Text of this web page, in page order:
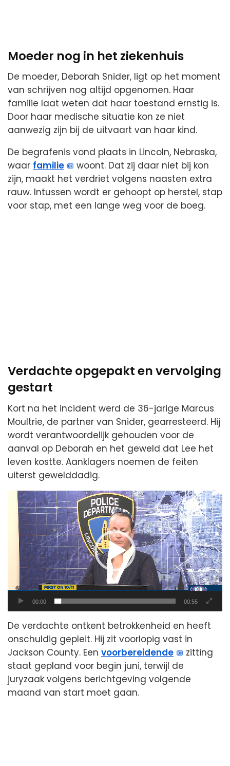
Moeder nog in het ziekenhuis
De moeder, Deborah Snider, ligt op het moment
van schrijven nog altijd opgenomen. Haar
familie laat weten dat haar toestand ernstig is.
Door haar medische situatie kon ze niet
aanwezig zijn bij de uitvaart van haar kind.
De begrafenis vond plaats in Lincoln, Nebraska,
waar familie
woont. Dat zij daar niet bij kon
zijn, maakt het verdriet volgens naasten extra
rauw. Intussen wordt er gehoopt op herstel, stap
voor stap, met een lange weg voor de boeg.
Verdachte opgepakt en vervolging
gestart
Kort na het incident werd de 36-jarige Marcus
Moultrie, de partner van Snider, gearresteerd. Hij
wordt verantwoordelijk gehouden voor de
aanval op Deborah en het geweld dat Lee het
leven kostte. Aanklagers noemen de feiten
uiterst gewelddadig.
Videospeler
00:00 00:55
De verdachte ontkent betrokkenheid en heeft
onschuldig gepleit. Hij zit voorlopig vast in
Jackson County. Een voorbereidende
zitting
staat gepland voor begin juni, terwijl de
juryzaak volgens berichtgeving volgende
maand van start moet gaan.